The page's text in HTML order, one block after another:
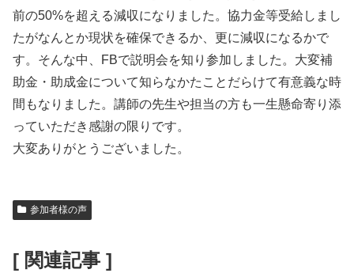
前の50%を超える減収になりました。協力金等受給しまし
たがなんとか現状を確保できるか、更に減収になるかで
す。そんな中、FBで説明会を知り参加しました。大変補
助金・助成金について知らなかたことだらけて有意義な時
間もなりました。講師の先生や担当の方も一生懸命寄り添
っていただき感謝の限りです。
大変ありがとうございました。
参加者様の声
[ 関連記事 ]